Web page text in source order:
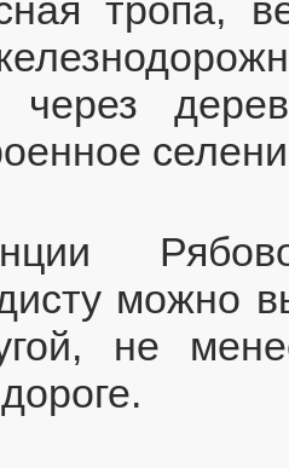
тропа,
через
можно
не